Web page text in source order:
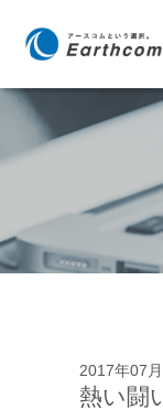
2017年07
熱い闘